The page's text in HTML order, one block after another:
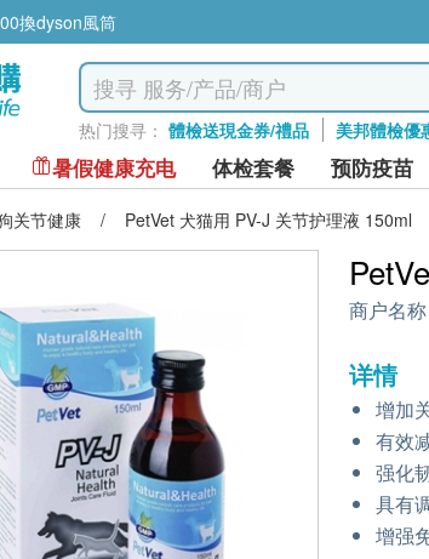
換dyson風筒
热门搜寻： 體檢送現金券/禮品 美邦體檢優
暑假健康充电 体检套餐 预防疫苗
关节健康 / PetVet 犬猫用 PV-J 关节护理液 150ml
商户名称
详情
增加
有效
强化
具有
增强